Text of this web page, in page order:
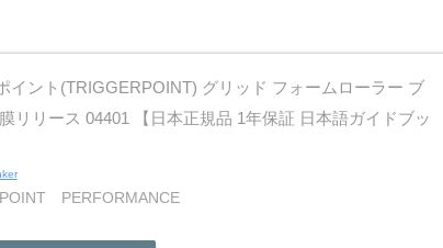
イント(TRIGGERPOINT) グリッド フォームローラー ブ
リリース 04401 【日本正規品 1年保証 日本語ガイドブッ
PERFORMANCE